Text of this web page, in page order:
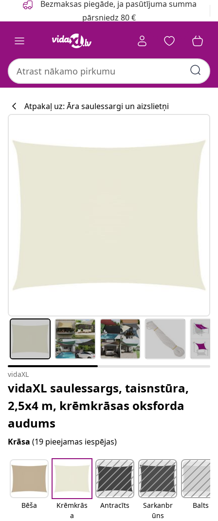
Bezmaksas piegāde, ja pasūtījuma summa
pārsniedz 80 €
Atpakaļ uz: Āra saulessargi un aizslietņi
vidaXL
vidaXL saulessargs, taisnstūra,
2,5x4 m, krēmkrāsas oksforda
audums
Krāsa (19 pieejamas iespējas)
Bēša
Krēmkrās
a
Antracīts
Sarkanbr
ūns
Balts